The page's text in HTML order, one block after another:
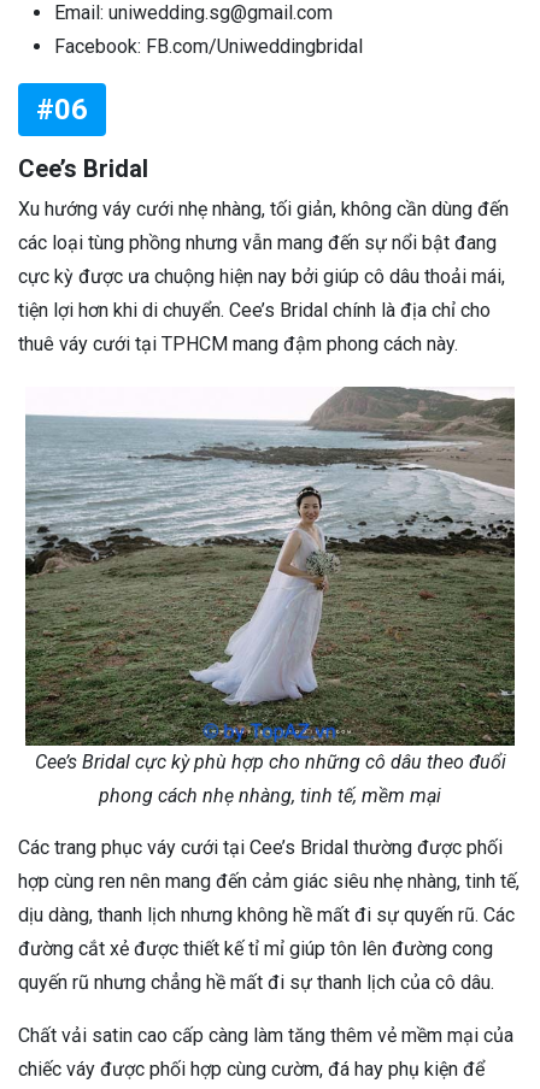
Email: uniwedding.sg@gmail.com
Facebook: FB.com/Uniweddingbridal
#06
Cee’s Bridal
Xu hướng váy cưới nhẹ nhàng, tối giản, không cần dùng đến
các loại tùng phồng nhưng vẫn mang đến sự nổi bật đang
cực kỳ được ưa chuộng hiện nay bởi giúp cô dâu thoải mái,
tiện lợi hơn khi di chuyển. Cee’s Bridal chính là địa chỉ cho
thuê váy cưới tại TPHCM mang đậm phong cách này.
Cee’s Bridal cực kỳ phù hợp cho những cô dâu theo đuổi
phong cách nhẹ nhàng, tinh tế, mềm mại
Các trang phục váy cưới tại Cee’s Bridal thường được phối
hợp cùng ren nên mang đến cảm giác siêu nhẹ nhàng, tinh tế,
dịu dàng, thanh lịch nhưng không hề mất đi sự quyến rũ. Các
đường cắt xẻ được thiết kế tỉ mỉ giúp tôn lên đường cong
quyến rũ nhưng chẳng hề mất đi sự thanh lịch của cô dâu.
Chất vải satin cao cấp càng làm tăng thêm vẻ mềm mại của
chiếc váy được phối hợp cùng cườm, đá hay phụ kiện để